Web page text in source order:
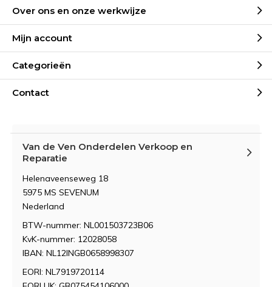
Over ons en onze werkwijze
Mijn account
Categorieën
Contact
Van de Ven Onderdelen Verkoop en
Reparatie
Helenaveenseweg 18
5975 MS SEVENUM
Nederland
BTW-nummer: NL001503723B06
KvK-nummer: 12028058
IBAN: NL12INGB0658998307
EORI: NL7919720114